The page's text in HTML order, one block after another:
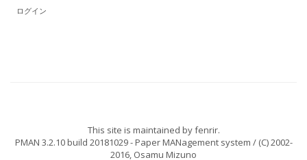
ログイン
This site is maintained byfenrir.
PMAN 3.2.10 build 20181029- Paper MANagement system / (C) 2002-
2016, Osamu Mizuno